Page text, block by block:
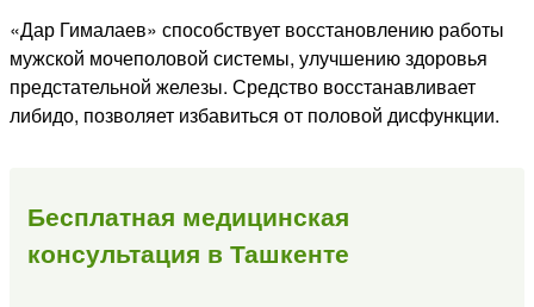
«Дар Гималаев» способствует восстановлению работы
мужской мочеполовой системы, улучшению здоровья
предстательной железы. Средство восстанавливает
либидо, позволяет избавиться от половой дисфункции.
Бесплатная медицинская
консультация в Ташкенте